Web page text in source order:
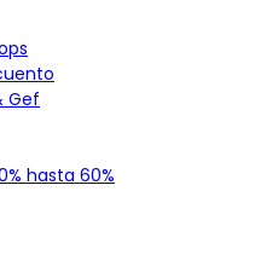
Gef
hasta 60%